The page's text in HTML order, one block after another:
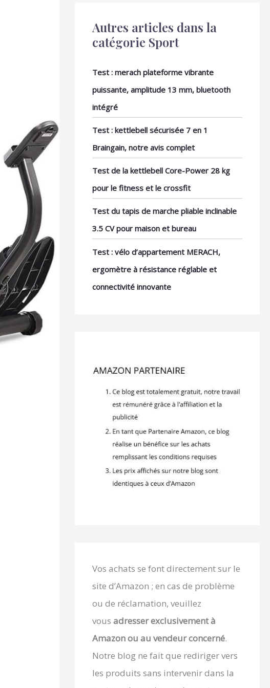
Autres articles dans la
catégorie Sport
Test : merach plateforme vibrante
puissante, amplitude 13 mm, bluetooth
intégré
Test : kettlebell sécurisée 7 en 1
Braingain, notre avis complet
Test de la kettlebell Core-Power 28 kg
pour le fitness et le crossfit
Test du tapis de marche pliable inclinable
3.5 CV pour maison et bureau
Test : vélo d’appartement MERACH,
ergomètre à résistance réglable et
connectivité innovante
Vos achats se font directement sur le
site d’Amazon ; en cas de problème
ou de réclamation, veuillez
vous adresser exclusivement à
Amazon ou au vendeur concerné.
Notre blog ne fait que rediriger vers
les produits sans intervenir dans la